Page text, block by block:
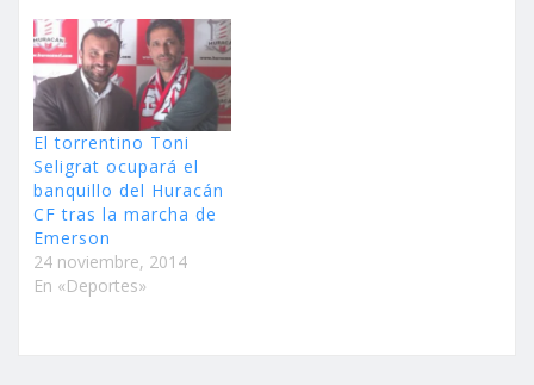
El torrentino Toni
Seligrat ocupará el
banquillo del Huracán
CF tras la marcha de
Emerson
24 noviembre, 2014
En «Deportes»